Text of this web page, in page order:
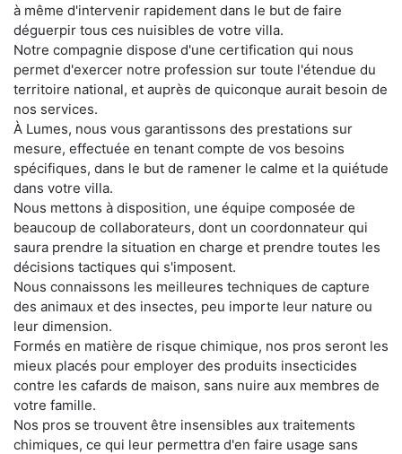
à même d'intervenir rapidement dans le but de faire
déguerpir tous ces nuisibles de votre villa.
Notre compagnie dispose d'une certification qui nous
permet d'exercer notre profession sur toute l'étendue du
territoire national, et auprès de quiconque aurait besoin de
nos services.
À Lumes, nous vous garantissons des prestations sur
mesure, effectuée en tenant compte de vos besoins
spécifiques, dans le but de ramener le calme et la quiétude
dans votre villa.
Nous mettons à disposition, une équipe composée de
beaucoup de collaborateurs, dont un coordonnateur qui
saura prendre la situation en charge et prendre toutes les
décisions tactiques qui s'imposent.
Nous connaissons les meilleures techniques de capture
des animaux et des insectes, peu importe leur nature ou
leur dimension.
Formés en matière de risque chimique, nos pros seront les
mieux placés pour employer des produits insecticides
contre les cafards de maison, sans nuire aux membres de
votre famille.
Nos pros se trouvent être insensibles aux traitements
chimiques, ce qui leur permettra d'en faire usage sans